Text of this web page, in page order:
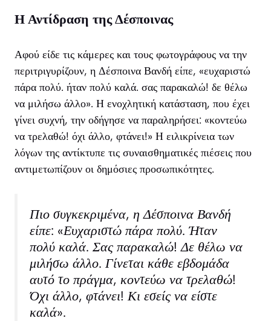
Η Αντίδραση της Δέσποινας
Αφού είδε τις κάμερες και τους φωτογράφους να την
περιτριγυρίζουν, η Δέσποινα Βανδή είπε, «ευχαριστώ
πάρα πολύ. ήταν πολύ καλά. σας παρακαλώ! δε θέλω
να μιλήσω άλλο». Η ενοχλητική κατάσταση, που έχει
γίνει συχνή, την οδήγησε να παραληρήσει: «κοντεύω
να τρελαθώ! όχι άλλο, φτάνει!» Η ειλικρίνεια των
λόγων της αντίκτυπε τις συναισθηματικές πιέσεις που
αντιμετωπίζουν οι δημόσιες προσωπικότητες.
Πιο συγκεκριμένα, η Δέσποινα Βανδή
είπε: «Ευχαριστώ πάρα πολύ. Ήταν
πολύ καλά. Σας παρακαλώ! Δε θέλω να
μιλήσω άλλο. Γίνεται κάθε εβδομάδα
αυτό το πράγμα, κοντεύω να τρελαθώ!
Όχι άλλο, φτάνει! Κι εσείς να είστε
καλά».